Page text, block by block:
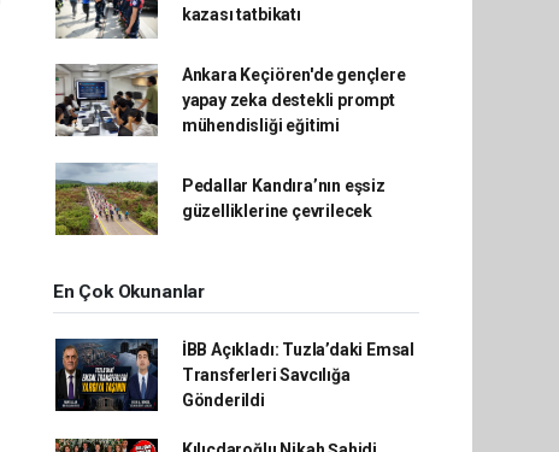
kazası tatbikatı
Ankara Keçiören'de gençlere
yapay zeka destekli prompt
mühendisliği eğitimi
Pedallar Kandıra’nın eşsiz
güzelliklerine çevrilecek
En Çok Okunanlar
İBB Açıkladı: Tuzla’daki Emsal
Transferleri Savcılığa
Gönderildi